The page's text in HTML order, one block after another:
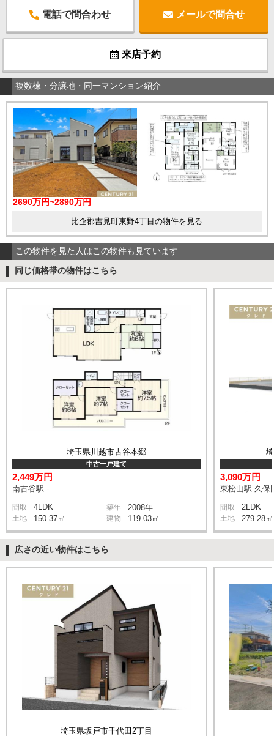
電話で問合わせ メールで問合せ
来店予約
複数棟・分譲地・同一マンション紹介
2690万円~2890万円
比企郡吉見町東野4丁目の物件を見る
この物件を見た人はこの物件も見ています
同じ価格帯の物件はこちら
埼玉県川越市古谷本郷
中古一戸建て
2,449万円
南古谷駅 -
間取 4LDK 築年 2008年
土地 150.37㎡ 建物 119.03㎡
3,090万円
東松山駅 久保
間取 2LDK
土地 279.28㎡
広さの近い物件はこちら
埼玉県坂戸市千代田2丁目